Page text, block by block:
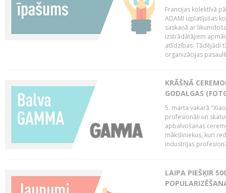
Francijas kolektīvā
ADAMI izplatījušas
saskaņā ar
izstrādātājiem
atlīdzības. Tādējādi
organizācijas
KRĀŠŅĀ
GODALGAS
5. marta vakarā
profesionāļi un
apbalvošanas
māksliniekus, kuri
industrijas
LAIPA PIEŠĶIR